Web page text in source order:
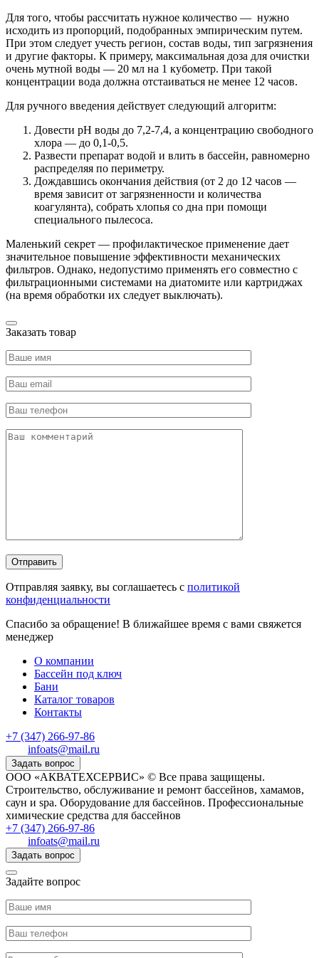
Для того, чтобы рассчитать нужное количество — нужно
исходить из пропорций, подобранных эмпирическим путем.
При этом следует учесть регион, состав воды, тип загрязнения
и другие факторы. К примеру, максимальная доза для очистки
очень мутной воды — 20 мл на 1 кубометр. При такой
концентрации вода должна отстаиваться не менее 12 часов.
Для ручного введения действует следующий алгоритм:
Довести pH воды до 7,2-7,4, а концентрацию свободного
хлора — до 0,1-0,5.
Развести препарат водой и влить в бассейн, равномерно
распределяя по периметру.
Дождавшись окончания действия (от 2 до 12 часов —
время зависит от загрязненности и количества
коагулянта), собрать хлопья со дна при помощи
специального пылесоса.
Маленький секрет — профилактическое применение дает
значительное повышение эффективности механических
фильтров. Однако, недопустимо применять его совместно с
фильтрационными системами на диатомите или картриджах
(на время обработки их следует выключать).
Заказать товар
Отправляя заявку, вы соглашаетесь с политикой
конфиденциальности
Спасибо за обращение! В ближайшее время с вами свяжется
менеджер
О компании
Бассейн под ключ
Бани
Каталог товаров
Контакты
+7 (347) 266-97-86
infoats@mail.ru
Задать вопрос
ООО «АКВАТЕХСЕРВИС» © Все права защищены.
Строительство, обслуживание и ремонт бассейнов, хамамов,
саун и spa. Оборудование для бассейнов. Профессиональные
химические средства для бассейнов
+7 (347) 266-97-86
infoats@mail.ru
Задать вопрос
Задайте вопрос